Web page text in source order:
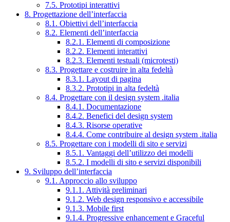
7.5. Prototipi interattivi
8. Progettazione dell’interfaccia
8.1. Obiettivi dell’interfaccia
8.2. Elementi dell’interfaccia
8.2.1. Elementi di composizione
8.2.2. Elementi interattivi
8.2.3. Elementi testuali (microtesti)
8.3. Progettare e costruire in alta fedeltà
8.3.1. Layout di pagina
8.3.2. Prototipi in alta fedeltà
8.4. Progettare con il design system .italia
8.4.1. Documentazione
8.4.2. Benefici del design system
8.4.3. Risorse operative
8.4.4. Come contribuire al design system .italia
8.5. Progettare con i modelli di sito e servizi
8.5.1. Vantaggi dell’utilizzo dei modelli
8.5.2. I modelli di sito e servizi disponibili
9. Sviluppo dell’interfaccia
9.1. Approccio allo sviluppo
9.1.1. Attività preliminari
9.1.2. Web design responsivo e accessibile
9.1.3. Mobile first
9.1.4. Progressive enhancement e Graceful